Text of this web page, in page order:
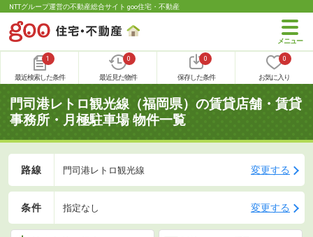
NTTグループ運営の不動産総合サイト goo住宅・不動産
1
最近検索した条件
0
最近見た物件
0
保存した条件
0
お気に入り
門司港レトロ観光線（福岡県）の賃貸店舗・賃貸
事務所・月極駐車場 物件一覧
路線 門司港レトロ観光線 変更する
条件 指定なし 変更する